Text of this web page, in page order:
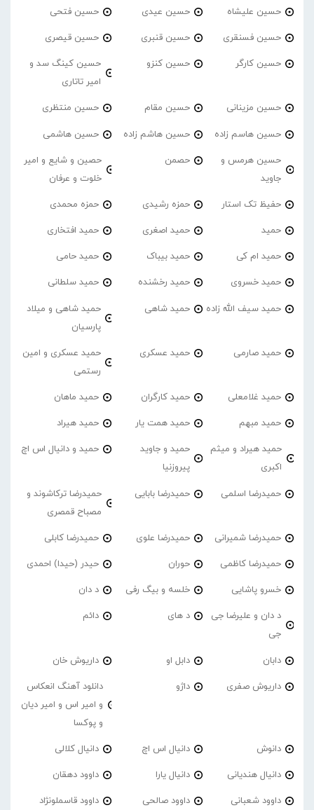
حسین علیشاه حسین عیدی حسین فتحی
حسین فسنقری حسین قنبری حسین قیصری
حسین کارگر حسین کنزو
حسین کینگ سد و
امیر تاتاری
حسین مزینانی حسین مقام حسین منتظری
حسین هاسم زاده حسین هاشم زاده حسین هاشمی
حسین هرمس و
جاوید
حصمن
حصین و شایع و امیر
خلوت و عرفان
حفیظ تک استار حمزه رشیدی حمزه محمدی
حمید حمید اصغری حمید افتخاری
حمید ام کی حمید بیباک حمید حامی
حمید خسروی حمید رخشنده حمید سلطانی
حمید سیف الله زاده حمید شاهی
حمید شاهی و میلاد
پارسیان
حمید صارمی حمید عسکری
حمید عسکری و امین
رستمی
حمید غلامعلی حمید کارگران حمید ماهان
حمید مبهم حمید همت یار حمید هیراد
حمید هیراد و میثم
اکبری
حمید و جاوید
پیروزنیا
حمید و دانیال اس اچ
حمیدرضا اسلمی حمیدرضا بابایی
حمیدرضا ترکاشوند و
مصباح قمصری
حمیدرضا شمیرانی حمیدرضا علوی حمیدرضا کابلی
حمیدرضا کاظمی حوران حیدر (حیدا) احمدی
خسرو پاشایی خلسه و بیگ رفی د دان
د دان و علیرضا جی
جی
د های دائم
دابان دابل او داریوش خان
داریوش صفری داژو
دانلود آهنگ انعکاس
و امیر اس و امیر دیان
و پوکسا
دانوش دانیال اس اچ دانیال کلالی
دانیال هندیانی دانیال یارا داوود دهقان
داوود شعبانی داوود صالحی داوود قاسملونژاد